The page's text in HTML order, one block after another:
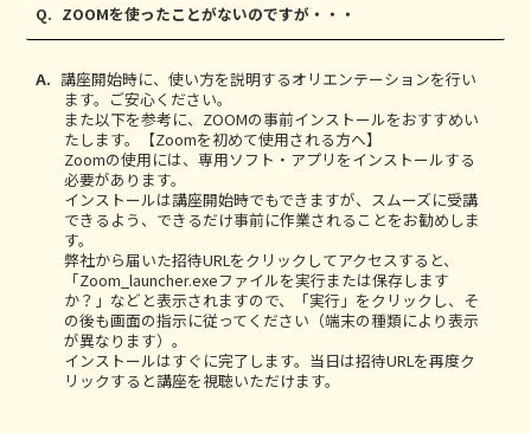
ZOOMを使ったことがないのですが・・・
講座開始時に、使い方を説明するオリエンテーションを行い
ます。ご安心ください。
また以下を参考に、ZOOMの事前インストールをおすすめい
たします。【Zoomを初めて使用される方へ】
Zoomの使用には、専用ソフト・アプリをインストールする
必要があります。
インストールは講座開始時でもできますが、スムーズに受講
できるよう、できるだけ事前に作業されることをお勧めしま
す。
弊社から届いた招待URLをクリックしてアクセスすると、
「Zoom_launcher.exeファイルを実行または保存します
か？」などと表示されますので、「実行」をクリックし、そ
の後も画面の指示に従ってください（端末の種類により表示
が異なります）。
インストールはすぐに完了します。当日は招待URLを再度ク
リックすると講座を視聴いただけます。